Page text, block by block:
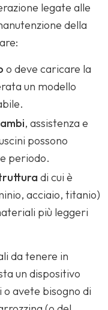
legate alle
della
o deve caricare la
un modello
, assistenza e
possono
periodo.
di cui è
acciaio, titanio)
più leggeri
da tenere in
un dispositivo
avete bisogno di